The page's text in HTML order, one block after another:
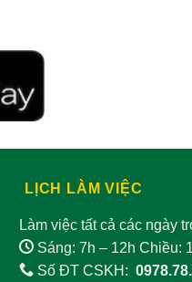
Nhiễm trùng
Nhồi máu cơ tim
Nôn ra máu
LỊCH LÀM VIỆC
Làm việc tất cả các ngày
Sáng: 7h – 12h Chiều:
Số ĐT CSKH: